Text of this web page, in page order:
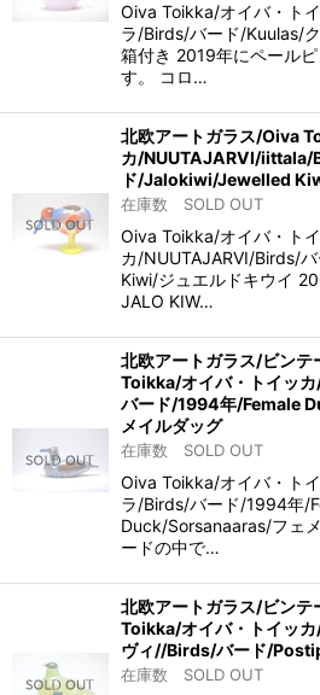
Oiva Toikka/オイバ・ト
ラ/Birds/バード/Kuulas/
箱付き 2019年にペール
す。 コロ…
北欧アートガラス/Oiva
カ/NUUTAJARVI/iittala/
ド/Jalokiwi/Jewelled
在庫数 SOLD OUT
Oiva Toikka/オイバ・ト
カ/NUUTAJARVI/Birds/
Kiwi/ジュエルドキウイ
JALO KIW…
北欧アートガラス/ビン
Toikka/オイバ・トイッ
バード/1994年/Female
メイルダッグ
在庫数 SOLD OUT
Oiva Toikka/オイバ・ト
ラ/Birds/バード/1994年/
Duck/Sorsanaaras/フェ
ードの中で…
北欧アートガラス/ビン
Toikka/オイバ・トイッ
ヴィ//Birds/バード/
在庫数 SOLD OUT